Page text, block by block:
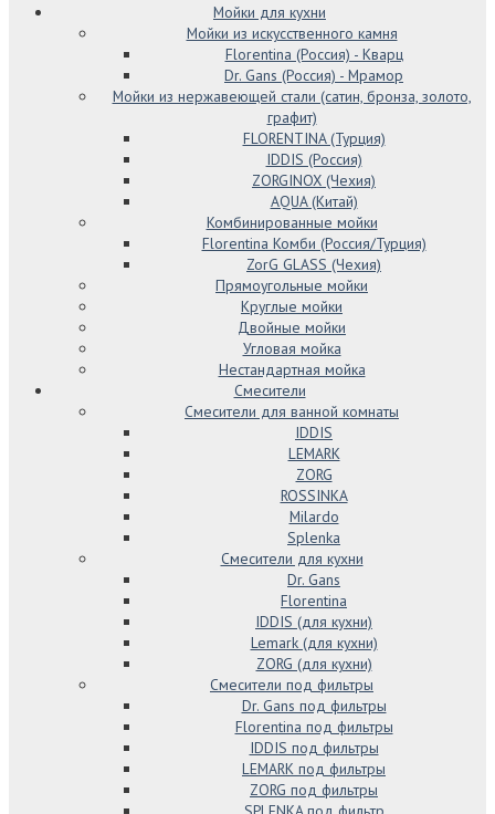
Мойки для кухни
Мойки из искусственного камня
Florentina (Россия) - Кварц
Dr. Gans (Россия) - Мрамор
Мойки из нержавеющей стали (сатин, бронза, золото,
графит)
FLORENTINA (Турция)
IDDIS (Россия)
ZORGINOX (Чехия)
AQUA (Китай)
Комбинированные мойки
Florentina Комби (Россия/Турция)
ZorG GLASS (Чехия)
Прямоугольные мойки
Круглые мойки
Двойные мойки
Угловая мойка
Нестандартная мойка
Смесители
Смесители для ванной комнаты
IDDIS
LEMARK
ZORG
ROSSINKA
Milardo
Splenka
Смесители для кухни
Dr. Gans
Florentina
IDDIS (для кухни)
Lemark (для кухни)
ZORG (для кухни)
Смесители под фильтры
Dr. Gans под фильтры
Florentina под фильтры
IDDIS под фильтры
LEMARK под фильтры
ZORG под фильтры